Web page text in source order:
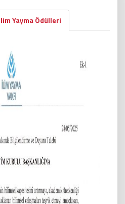
Yayma Ödülleri